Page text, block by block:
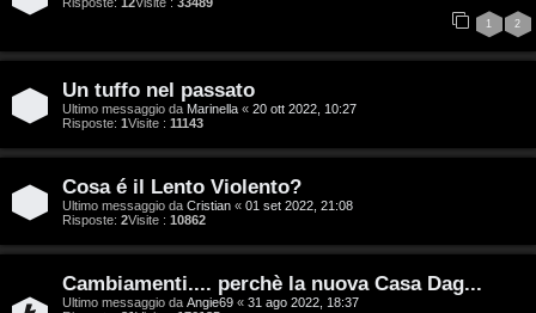
Risposte: 12Visite : 33489
1 2
Un tuffo nel passato
Ultimo messaggio da Marinella « 20 ott 2022, 10:27
Risposte: 1Visite : 11143
Cosa é il Lento Violento?
Ultimo messaggio da Cristian « 01 set 2022, 21:08
Risposte: 2Visite : 10862
Cambiamenti.... perchè la nuova Casa Dag...
Ultimo messaggio da Angie69 « 31 ago 2022, 18:37
t
o
r
e
:
G
i
g